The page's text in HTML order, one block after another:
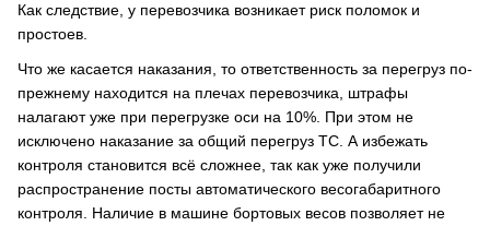
Как следствие, у перевозчика возникает риск поломок и
простоев.
Что же касается наказания, то ответственность за перегруз по-
прежнему находится на плечах перевозчика, штрафы
налагают уже при перегрузке оси на 10%. При этом не
исключено наказание за общий перегруз ТС. А избежать
контроля становится всё сложнее, так как уже получили
распространение посты автоматического весогабаритного
контроля. Наличие в машине бортовых весов позволяет не